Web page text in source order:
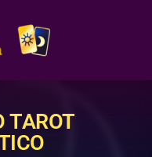
TAROT